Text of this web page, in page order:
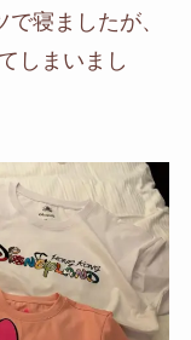
寝ましたが、
しまいまし